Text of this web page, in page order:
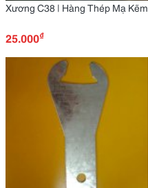
Xương C38 | Hàng Thép Mạ Kẽm
25.000₫